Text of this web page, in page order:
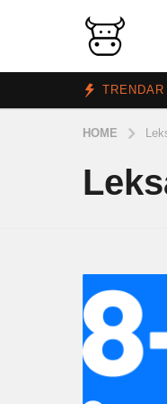
TRENDAR
HOME